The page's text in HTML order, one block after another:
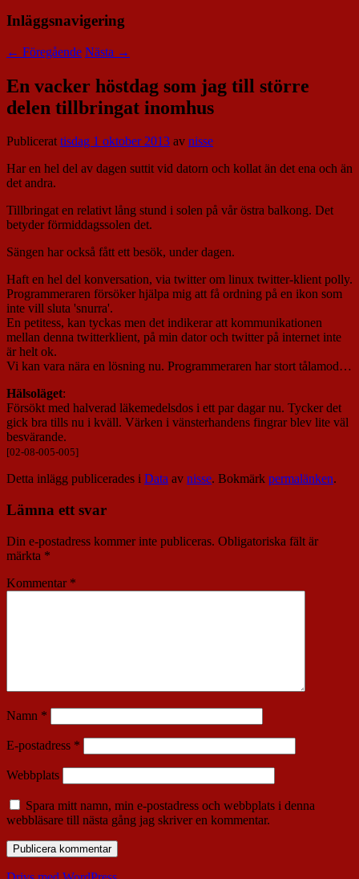
Inläggsnavigering
← Föregående Nästa →
En vacker höstdag som jag till större
delen tillbringat inomhus
Publicerattisdag 1 oktober 2013 av nisse
Har en hel del av dagen suttit vid datorn och kollat än det ena och än
det andra.
Tillbringat en relativt lång stund i solen på vår östra balkong. Det
betyder förmiddagssolen det.
Sängen har också fått ett besök, under dagen.
Haft en hel del konversation, via twitter om linux twitter-klient polly.
Programmeraren försöker hjälpa mig att få ordning på en ikon som
inte vill sluta 'snurra'.
En petitess, kan tyckas men det indikerar att kommunikationen
mellan denna twitterklient, på min dator och twitter på internet inte
är helt ok.
Vi kan vara nära en lösning nu. Programmeraren har stort tålamod…
Hälsoläget:
Försökt med halverad läkemedelsdos i ett par dagar nu. Tycker det
gick bra tills nu i kväll. Värken i vänsterhandens fingrar blev lite väl
besvärande.
[02-08-005-005]
Detta inlägg publicerades i Data av nisse. Bokmärk permalänken.
Lämna ett svar
Din e-postadress kommer inte publiceras. Obligatoriska fält är
märkta *
Kommentar *
Namn *
E-postadress *
Webbplats
Spara mitt namn, min e-postadress och webbplats i denna
webbläsare till nästa gång jag skriver en kommentar.